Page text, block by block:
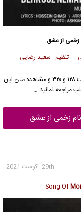
زخمی از عشق
تنظیم : سعید رضایی
با کیفیت ۱۲۸ و ۳۲۰ و مشاهده متن این
مراجعه نمائید …
زخمی از عشق
29th آگوست 2021
Song Of